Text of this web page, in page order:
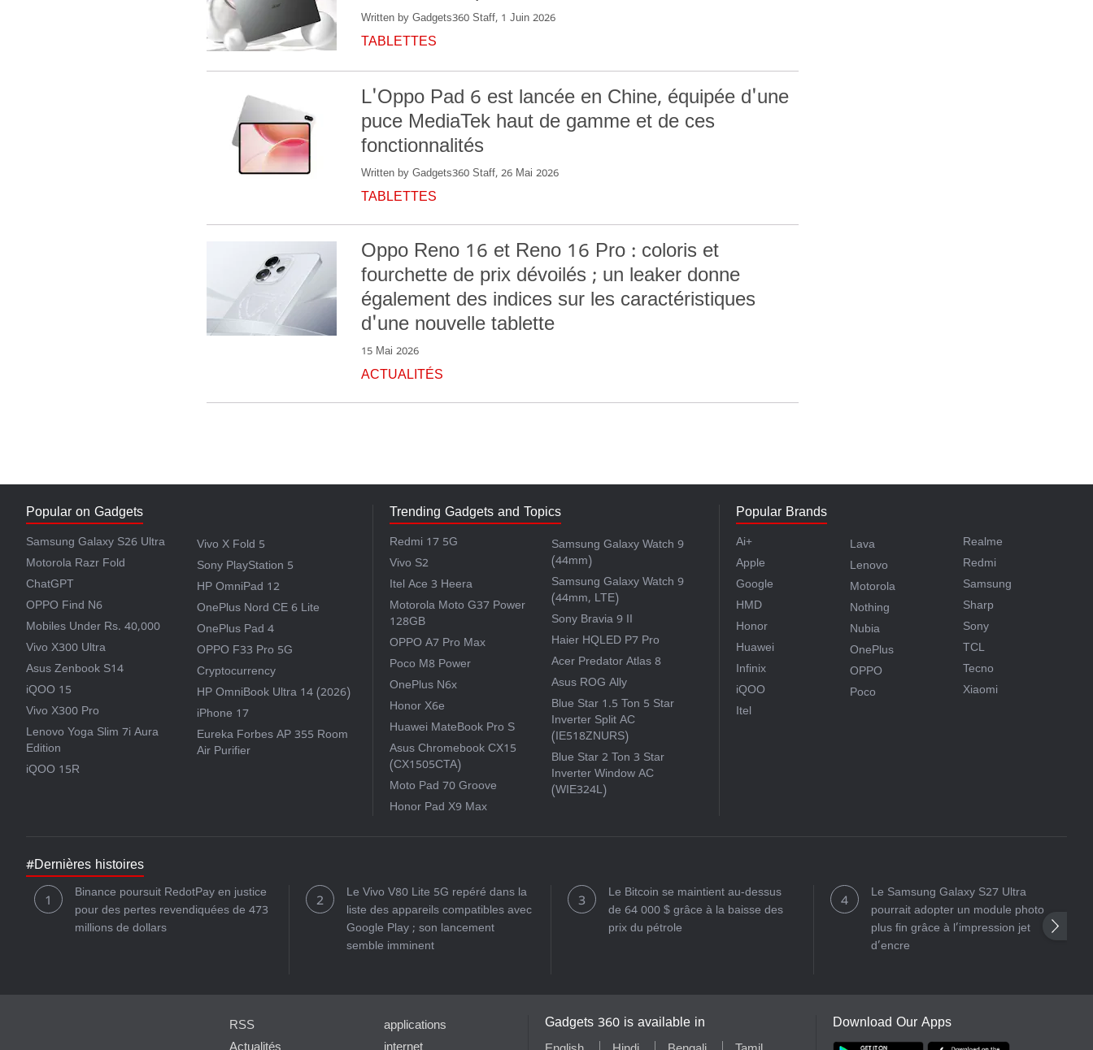
Written by Gadgets360 Staff, 1 Juin 2026
TABLETTES
L'Oppo Pad 6 est lancée en Chine, équipée d'une
puce MediaTek haut de gamme et de ces
fonctionnalités
Written by Gadgets360 Staff, 26 Mai 2026
TABLETTES
Oppo Reno 16 et Reno 16 Pro : coloris et
fourchette de prix dévoilés ; un leaker donne
également des indices sur les caractéristiques
d'une nouvelle tablette
15 Mai 2026
ACTUALITÉS
Popular on Gadgets
Samsung Galaxy S26 Ultra
Motorola Razr Fold
ChatGPT
OPPO Find N6
Mobiles Under Rs. 40,000
Vivo X300 Ultra
Asus Zenbook S14
iQOO 15
Vivo X300 Pro
Lenovo Yoga Slim 7i Aura
Edition
iQOO 15R
Vivo X Fold 5
Sony PlayStation 5
HP OmniPad 12
OnePlus Nord CE 6 Lite
OnePlus Pad 4
OPPO F33 Pro 5G
Cryptocurrency
HP OmniBook Ultra 14 (2026)
iPhone 17
Eureka Forbes AP 355 Room
Air Purifier
Trending Gadgets and Topics
Redmi 17 5G
Vivo S2
Itel Ace 3 Heera
Motorola Moto G37 Power
128GB
OPPO A7 Pro Max
Poco M8 Power
OnePlus N6x
Honor X6e
Huawei MateBook Pro S
Asus Chromebook CX15
(CX1505CTA)
Moto Pad 70 Groove
Honor Pad X9 Max
Samsung Galaxy Watch 9
(44mm)
Samsung Galaxy Watch 9
(44mm, LTE)
Sony Bravia 9 II
Haier HQLED P7 Pro
Acer Predator Atlas 8
Asus ROG Ally
Blue Star 1.5 Ton 5 Star
Inverter Split AC
(IE518ZNURS)
Blue Star 2 Ton 3 Star
Inverter Window AC
(WIE324L)
Popular Brands
Ai+
Apple
Google
HMD
Honor
Huawei
Infinix
iQOO
Itel
Lava
Lenovo
Motorola
Nothing
Nubia
OnePlus
OPPO
Poco
Realme
Redmi
Samsung
Sharp
Sony
TCL
Tecno
Xiaomi
#Dernières histoires
Binance poursuit RedotPay en justice
pour des pertes revendiquées de 473
millions de dollars
Le Vivo V80 Lite 5G repéré dans la
liste des appareils compatibles avec
Google Play ; son lancement
semble imminent
Le Bitcoin se maintient au-dessus
de 64 000 $ grâce à la baisse des
prix du pétrole
Le Samsung Galaxy S27 Ultra
pourrait adopter un module photo
plus fin grâce à l’impression jet
d’encre
RSS
applications
Gadgets 360 is available in Download Our Apps